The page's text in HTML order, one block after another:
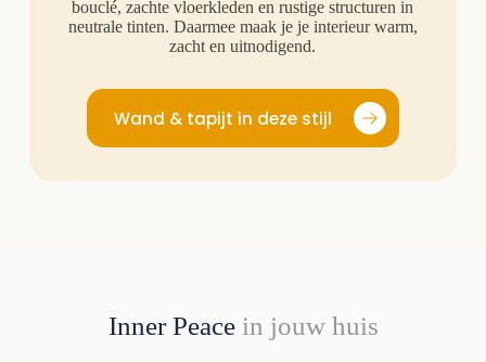
bouclé, zachte vloerkleden en rustige structuren in
neutrale tinten. Daarmee maak je je interieur warm,
zacht en uitnodigend.
Wand & tapijt in deze stijl
Inner Peace in jouw huis